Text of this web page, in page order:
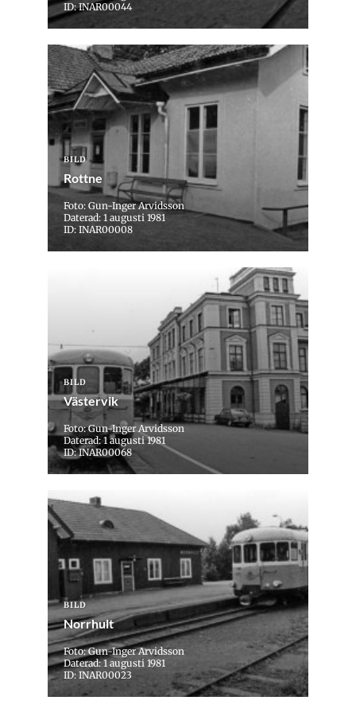
ID: INAR00044
BILD
Rottne
Foto: Gun-Inger Arvidsson
Daterad: 1 augusti 1981
ID: INAR00008
BILD
Västervik
Foto: Gun-Inger Arvidsson
Daterad: 1 augusti 1981
ID: INAR00068
BILD
Norrhult
Foto: Gun-Inger Arvidsson
Daterad: 1 augusti 1981
ID: INAR00023